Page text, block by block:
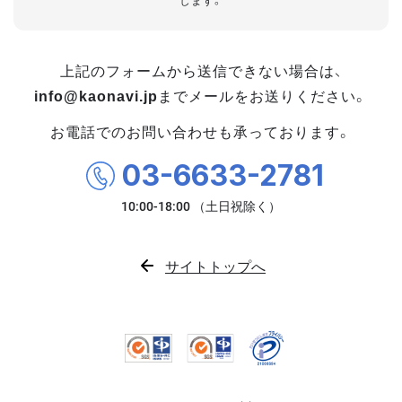
上記のフォームから送信できない場合は、
info@kaonavi.jp までメールをお送りください。
お電話でのお問い合わせも承っております。
03-6633-2781
サイトトップへ